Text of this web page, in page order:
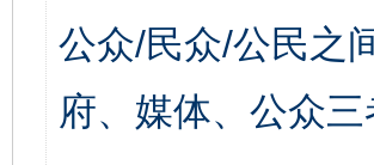
公众/民众/公民之
府、媒体、公众